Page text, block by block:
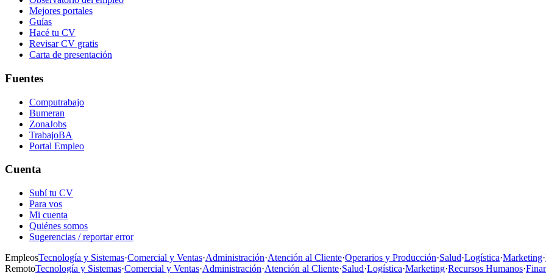
Mejores portales
Guías
Hacé tu CV
Revisar CV gratis
Carta de presentación
Fuentes
Computrabajo
Bumeran
ZonaJobs
TrabajoBA
Portal Empleo
Cuenta
Subí tu CV
Para vos
Mi cuenta
Quiénes somos
Sugerencias / reportar error
EmpleosTecnología y Sistemas·Comercial y Ventas·Administración·Atención al Cliente·Operarios y Producción·Salud·Logística·Marketing·
RemotoTecnología y Sistemas·Comercial y Ventas·Administración·Atención al Cliente·Salud·Logística·Marketing·Recursos Humanos·